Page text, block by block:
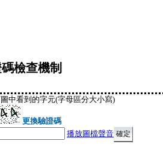
檢查機制
中看到的字元(字母區分大小寫)
更換驗證碼
播放圖檔聲音